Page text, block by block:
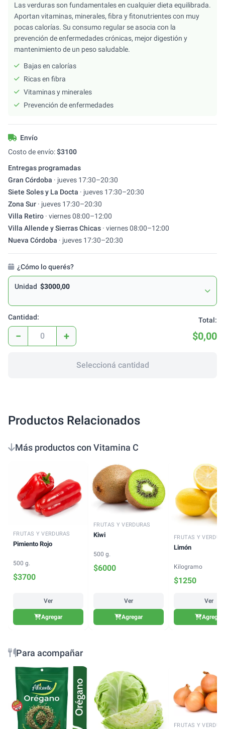
Las verduras son fundamentales en cualquier dieta equilibrada.
Aportan vitaminas, minerales, fibra y fitonutrientes con muy
pocas calorías. Su consumo regular se asocia con la
prevención de enfermedades crónicas, mejor digestión y
mantenimiento de un peso saludable.
Bajas en calorías
Ricas en fibra
Vitaminas y minerales
Prevención de enfermedades
Envío
Costo de envío:$3100
Entregas programadas
Gran Córdoba · jueves 17:30–20:30
Siete Soles y La Docta · jueves 17:30–20:30
Zona Sur · jueves 17:30–20:30
Villa Retiro · viernes08:00–12:00
Villa Allende y Sierras Chicas · viernes08:00–12:00
Nueva Córdoba · jueves 17:30–20:30
¿Cómo lo querés?
Unidad $3000,00
Cantidad:
− +
Total:
$0,00
Seleccioná cantidad
Productos Relacionados
Más productos con Vitamina C
FRUTAS Y VERDURAS
Pimiento Rojo
500 g.
$3700
Ver
Agregar
FRUTAS Y VERDURAS
Kiwi
500 g.
$6000
Ver
Agregar
FRUTAS Y
Limón
Kilogramo
$1250
Ver
Agregar
Para acompañar
FRUTAS Y